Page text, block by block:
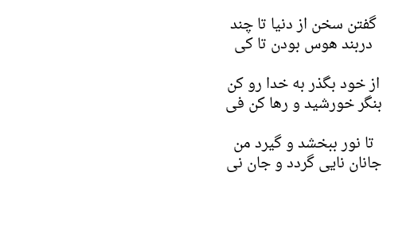
گفتن سخن از دنیا تا چند
دربند هوس بودن تا کی
از خود بگذر به خدا رو کن
بنگر خورشید و رها کن فی
تا نور ببخشد و گیرد من
جانان نایی گردد و جان نی